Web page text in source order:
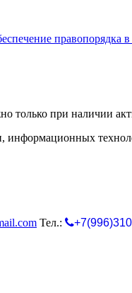
правопорядка
только при наличии
информационных
Тел.: